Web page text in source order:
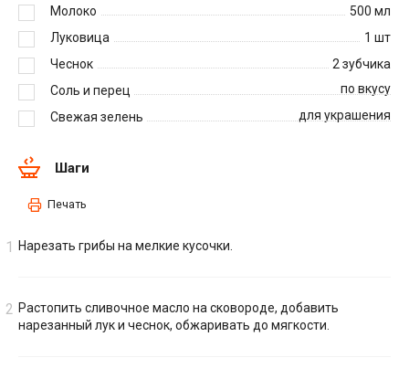
Молоко
500 мл
Луковица
1 шт
Чеснок
2 зубчика
Соль и перец
по вкусу
Свежая зелень
для украшения
Шаги
Печать
Нарезать грибы на мелкие кусочки.
Растопить сливочное масло на сковороде, добавить
нарезанный лук и чеснок, обжаривать до мягкости.